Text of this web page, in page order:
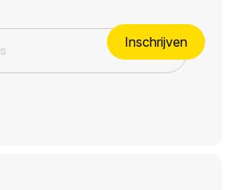
Inschrijven